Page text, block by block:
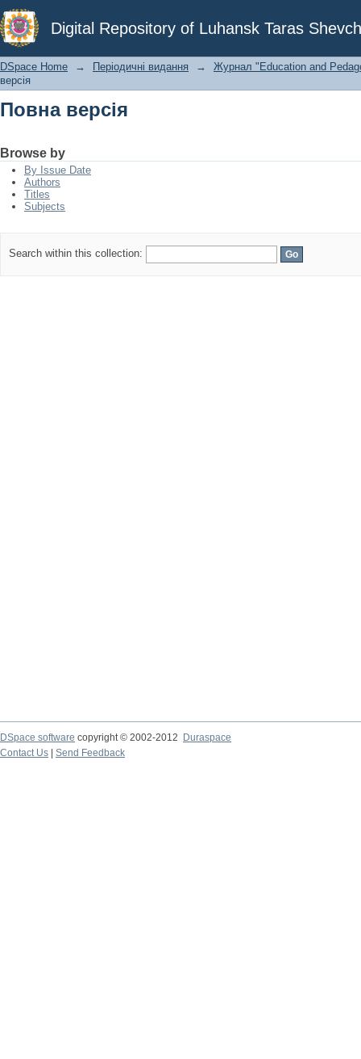
Digital Repository of Luhansk Taras
Повна версія
DSpace Home → Періодичні видання →
Журнал "Education and
версія
Повна версія
Browse by
By Issue Date
Authors
Titles
Subjects
Search within this collection:
DSpace software copyright © 2002-2012
Duraspace
Contact Us
Send Feedback